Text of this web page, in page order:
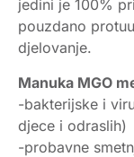
jedini je 100%
pouzdano
djelovanje.
Manuka MGO
-bakterijske i
djece i odraslih)
-probavne